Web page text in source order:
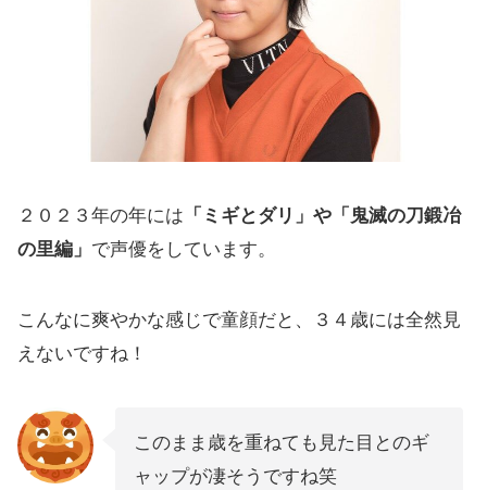
２０２３年の年には 「ミギとダリ」や「鬼滅の刀鍛冶
の里編」 で声優をしています。
こんなに爽やかな感じで童顔だと、３４歳には全然見
えないですね！
このまま歳を重ねても見た目とのギ
ャップが凄そうですね笑